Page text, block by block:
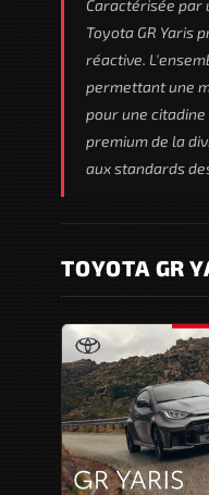
Caractérisée par
Toyota GR Yaris
réactive.
permettant une
pour une
premium de la
aux standards
TOYOTA GR